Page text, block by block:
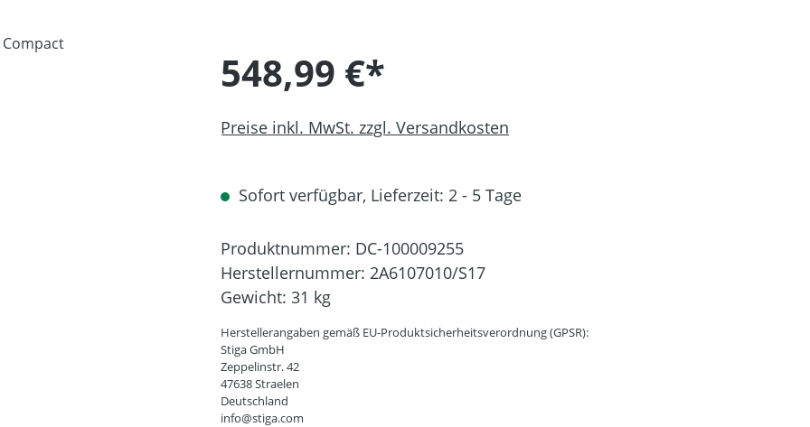
548,99 €*
Preise inkl. MwSt. zzgl. Versandkosten
Sofort verfügbar, Lieferzeit: 2 - 5 Tage
Produktnummer: DC-100009255
Herstellernummer: 2A6107010/S17
Gewicht: 31 kg
Herstellerangaben gemäß EU-Produktsicherheitsverordnung (GPSR):
Stiga GmbH
Zeppelinstr. 42
47638 Straelen
Deutschland
info@stiga.com